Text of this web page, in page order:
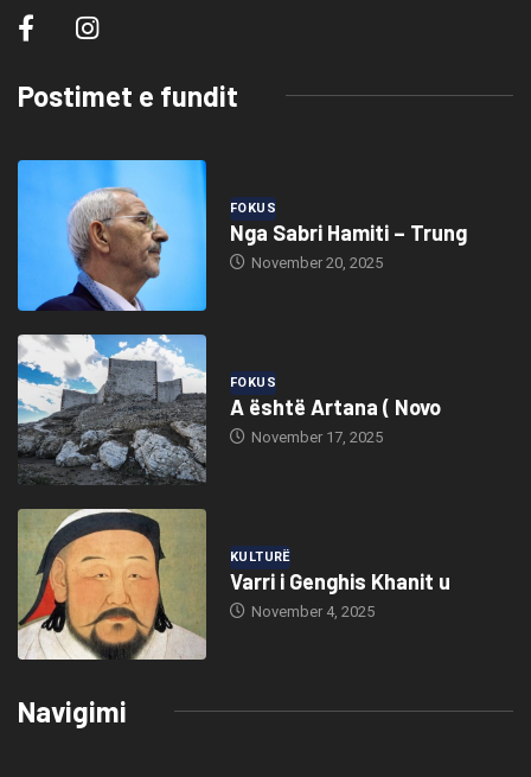
Postimet e fundit
FOKUS
Nga Sabri Hamiti – Trung
November 20, 2025
FOKUS
A është Artana ( Novo
November 17, 2025
KULTURË
Varri i Genghis Khanit u
November 4, 2025
Navigimi